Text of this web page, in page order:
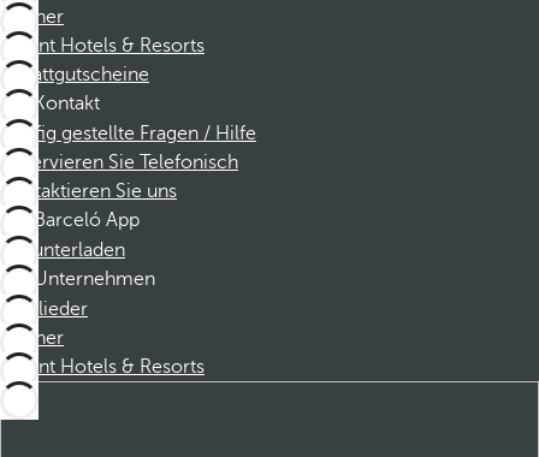
Partner
Dorint Hotels & Resorts
Rabattgutscheine
Kontakt
Häufig gestellte Fragen / Hilfe
Reservieren Sie Telefonisch
Kontaktieren Sie uns
Barceló App
Herunterladen
Unternehmen
Mitglieder
Partner
Dorint Hotels & Resorts